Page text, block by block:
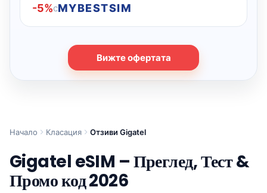
-5%сMYBESTSIM
Вижте офертата
Начало Класация Отзиви Gigatel
Gigatel eSIM – Преглед, Тест &
Промо код 2026